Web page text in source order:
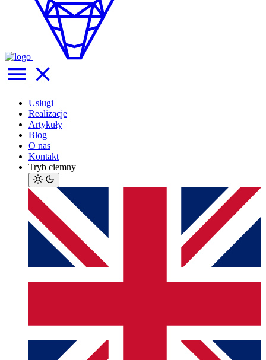
Usługi
Realizacje
Artykuły
Blog
O nas
Kontakt
Tryb ciemny